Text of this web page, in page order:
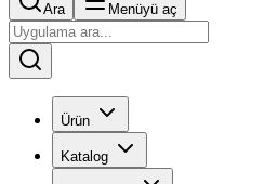
Ara Menüyü aç
Ürün
Katalog